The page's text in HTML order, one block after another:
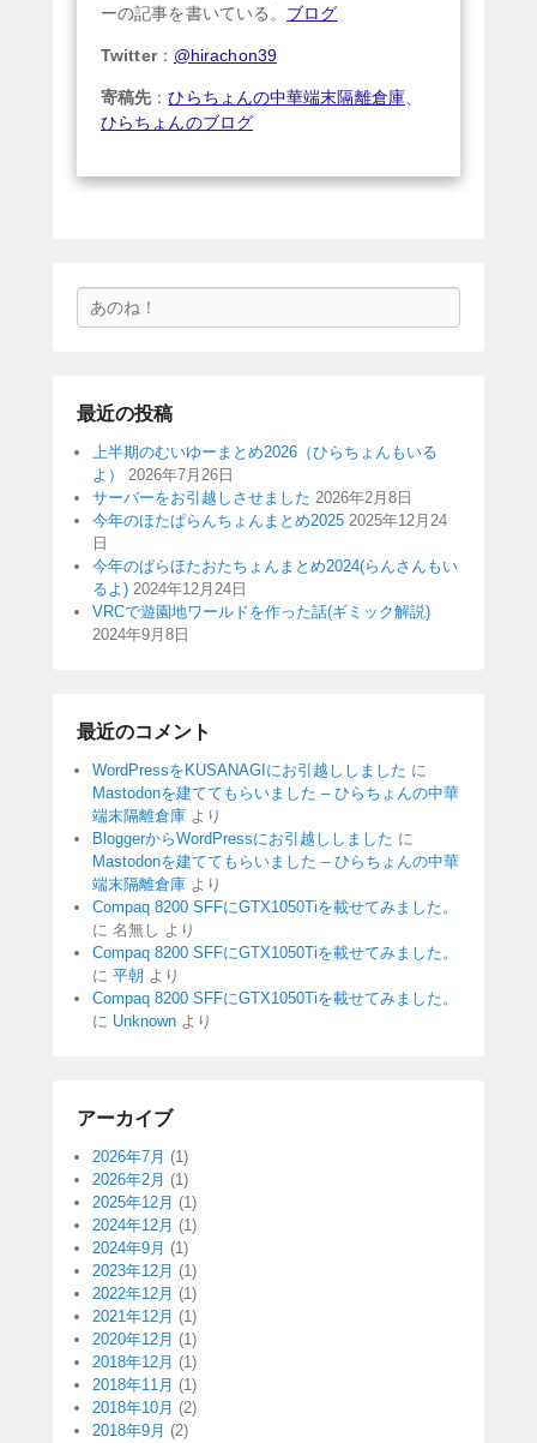
ーの記事を書いている。 ブログ
Twitter： @hirachon39
寄稿先 ：ひらちょんの中華端末隔離倉庫、
ひらちょんのブログ
索
最近の投稿
上半期のむいゆーまとめ2026（ひらちょんもいる
よ）
2026年7月26日
サーバーをお引越しさせました 2026年2月8日
今年のほたぱらんちょんまとめ2025 2025年12月24
日
今年のぱらほたおたちょんまとめ2024(らんさんもい
るよ) 2024年12月24日
VRCで遊園地ワールドを作った話(ギミック解説)
2024年9月8日
最近のコメント
WordPressをKUSANAGIにお引越ししました に
Mastodonを建ててもらいました – ひらちょんの中華
端末隔離倉庫 より
BloggerからWordPressにお引越ししました に
Mastodonを建ててもらいました – ひらちょんの中華
端末隔離倉庫 より
Compaq 8200 SFFにGTX1050Tiを載せてみました。
に 名無し より
Compaq 8200 SFFにGTX1050Tiを載せてみました。
に 平朝 より
Compaq 8200 SFFにGTX1050Tiを載せてみました。
に Unknown より
アーカイブ
2026年7月 (1)
2026年2月 (1)
2025年12月 (1)
2024年12月 (1)
2024年9月 (1)
2023年12月 (1)
2022年12月 (1)
2021年12月 (1)
2020年12月 (1)
2018年12月 (1)
2018年11月 (1)
2018年10月 (2)
2018年9月 (2)